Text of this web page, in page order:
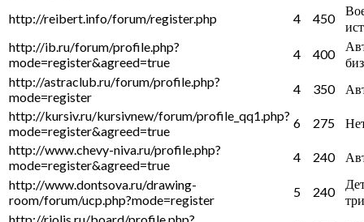
http://reibert.info/forum/register.php 4 450
http://ib.ru/forum/profile.php?
mode=register&agreed=true
4 400
http://astraclub.ru/forum/profile.php?
mode=register
4 350
http://kursiv.ru/kursivnew/forum/profile_qq1.php?
mode=register&agreed=true
6 275
http://www.chevy-niva.ru/profile.php?
mode=register&agreed=true
4 240
http://www.dontsova.ru/drawing-
room/forum/ucp.php?mode=register
5 240
http://riolis.ru/board/profile.php?